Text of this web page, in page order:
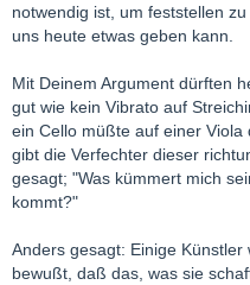
notwendig ist, um feststellen
uns heute etwas geben kann.
Mit Deinem Argument dürften
gut wie kein Vibrato auf
ein Cello müßte auf einer
gibt die Verfechter dieser
gesagt; "Was kümmert mich
kommt?"
Anders gesagt: Einige
bewußt, daß das, was sie